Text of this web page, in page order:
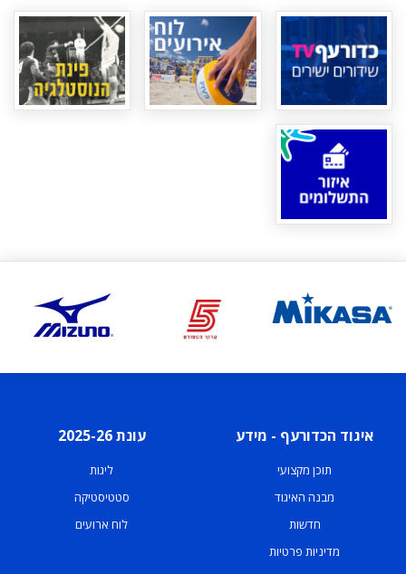
איגוד הכדורעף - מידע
תוכן מקצועי
מבנה האיגוד
חדשות
מדיניות פרטיות
עונת 2025-26
ליגות
סטטיסטיקה
לוח ארועים